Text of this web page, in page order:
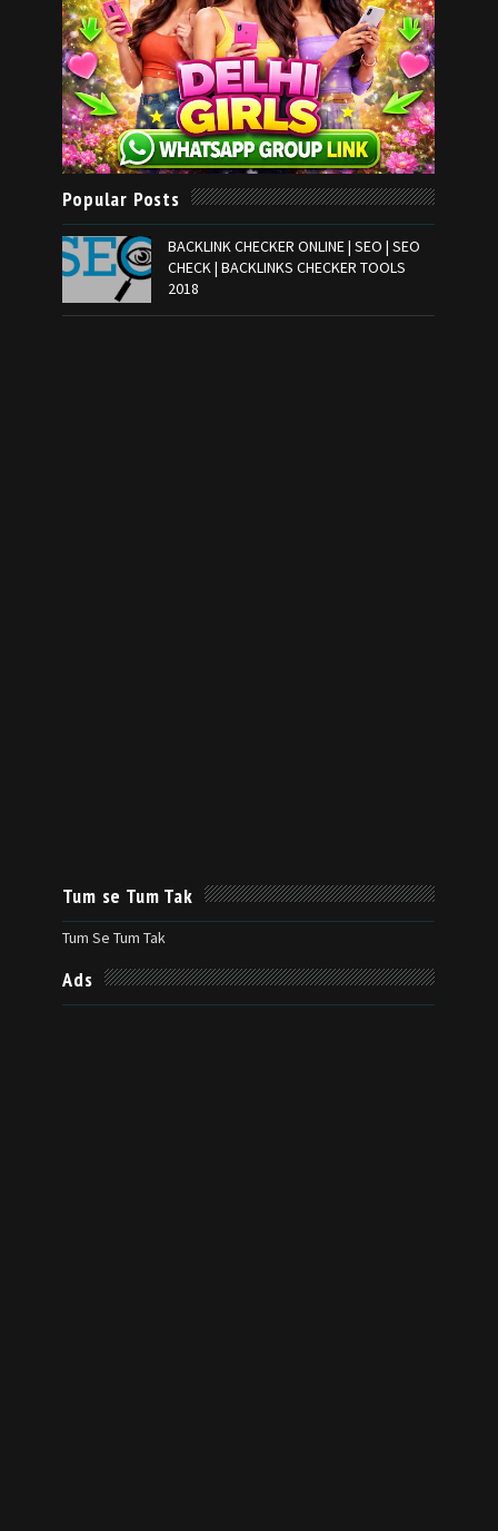
Popular Posts
BACKLINK CHECKER ONLINE | SEO | SEO
CHECK | BACKLINKS CHECKER TOOLS
2018
Tum se Tum Tak
Tum Se Tum Tak
Ads